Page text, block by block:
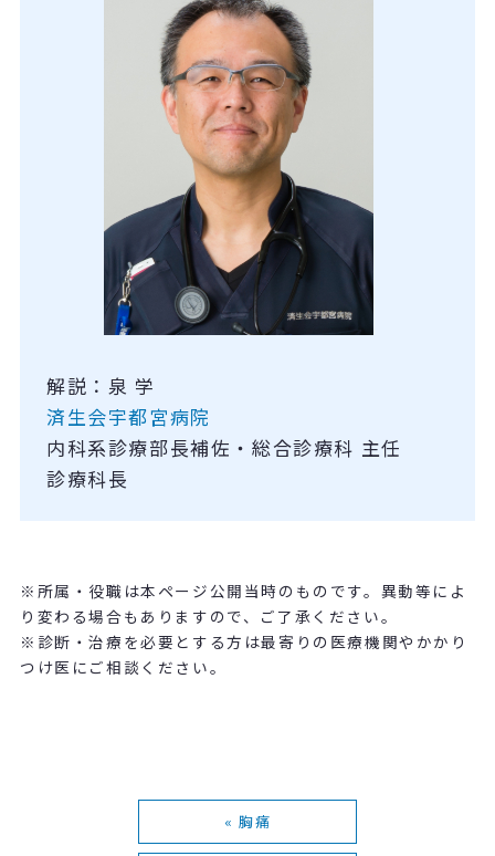
解説：泉 学
済生会宇都宮病院
内科系診療部長補佐・総合診療科 主任
診療科長
※所属・役職は本ページ公開当時のものです。異動等によ
り変わる場合もありますので、ご了承ください。
※診断・治療を必要とする方は最寄りの医療機関やかかり
つけ医にご相談ください。
« 胸痛